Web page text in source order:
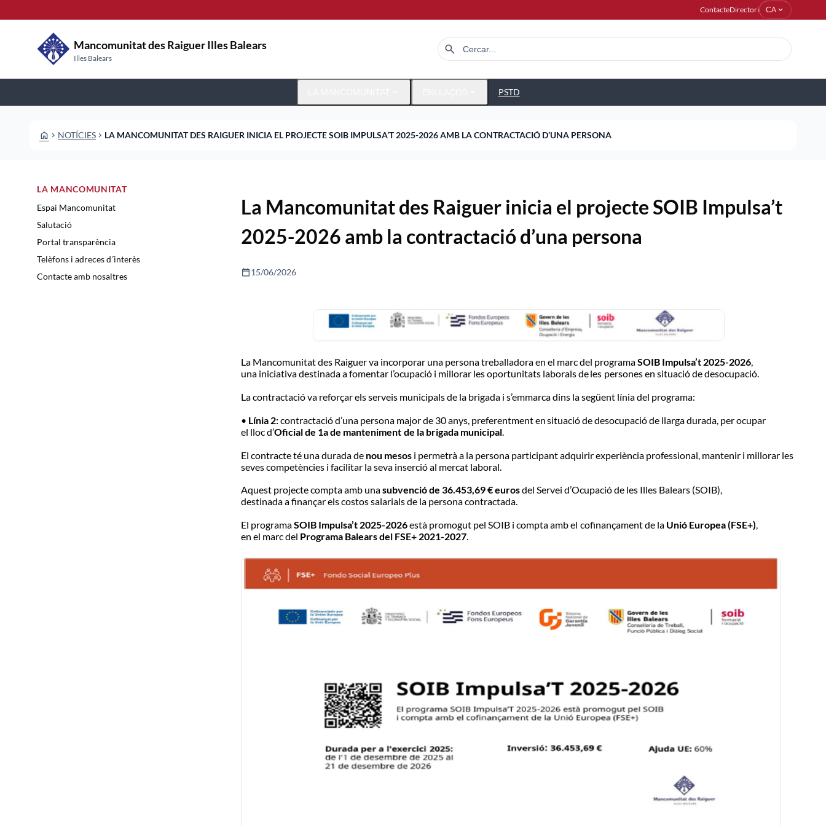
ContacteDirectori CA expand_more
Mancomunitat des Raiguer Illes Balears
Illes Balears
search
PSTD
HOME CHEVRON_RIGHT NOTÍCIES CHEVRON_RIGHT LA MANCOMUNITAT DES RAIGUER INICIA EL PROJECTE SOIB IMPULSA’T 2025-2026 AMB LA CONTRACTACIÓ D’UNA PERSONA
LA MANCOMUNITAT
Espai Mancomunitat
Salutació
Portal transparència
Telèfons i adreces d´interès
Contacte amb nosaltres
La Mancomunitat des Raiguer inicia el projecte SOIB Impulsa’t
2025-2026 amb la contractació d’una persona
calendar_today15/06/2026
La Mancomunitatdes Raiguer va incorporar una persona treballadoraen el marcdel programaSOIB Impulsa’t 2025-2026,
una iniciativadestinadaafomentar l’ocupació i millorar lesoportunitats laboralsdeles personesen situacióde desocupació.
La contractacióva reforçarelsserveis municipalsde la brigada i s’emmarcadins la següentlíniadel programa:
• Línia 2:contractaciód’una persona majorde 30anys, preferentment ensituació de desocupació de llargadurada, perocupar
el llocd’Oficialde 1a de manteniment de la brigada municipal.
El contracteté unadurada de nou mesos i permetrà a la persona participantadquirir experiència professional, mantenir i millorar les
seves competències i facilitar laseva inserció al mercat laboral.
Aquest projectecomptaamb unasubvencióde 36.453,69€eurosdel Servei d’Ocupació de les Illes Balears (SOIB),
destinadaa finançarelscostos salarials de la persona contractada.
El programaSOIBImpulsa’t 2025-2026està promogut pel SOIB i compta ambel cofinançamentde la UnióEuropea(FSE+),
en el marc del Programa Balearsdel FSE+ 2021-2027.